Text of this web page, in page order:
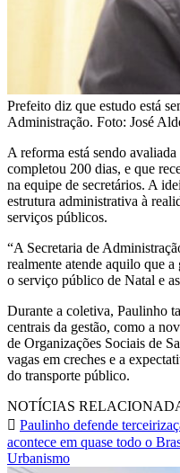
Prefeito diz que estudo está
Administração. Foto: José
A reforma está sendo
completou 200 dias, e que
na equipe de secretários. A
estrutura administrativa à
serviços públicos.
“A Secretaria de
realmente atende aquilo que
o serviço público de Natal e
Durante a coletiva, Paulinho
centrais da gestão, como a
de Organizações Sociais de
vagas em creches e a
do transporte público.
NOTÍCIAS
Paulinho defende
acontece em quase todo o
Urbanismo